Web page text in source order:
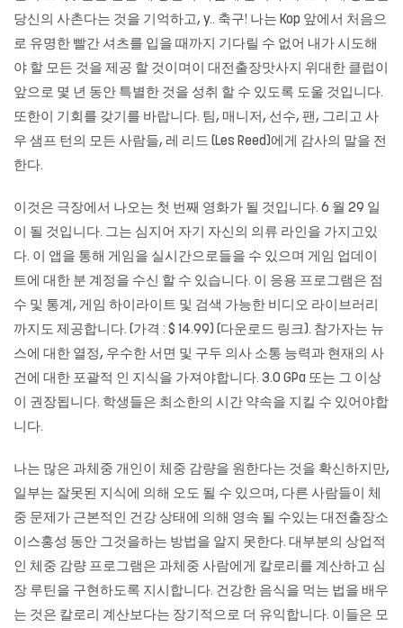
당신의 사촌다는 것을 기억하고, y.. 축구! 나는 Kop 앞에서 처음으
로 유명한 빨간 셔츠를 입을 때까지 기다릴 수 없어 내가 시도해
야 할 모든 것을 제공 할 것이며이 대전출장맛사지 위대한 클럽이
앞으로 몇 년 동안 특별한 것을 성취 할 수 있도록 도울 것입니다.
또한이 기회를 갖기를 바랍니다. 팀, 매니저, 선수, 팬, 그리고 사
우 샘프 턴의 모든 사람들, 레 리드 (Les Reed)에게 감사의 말을 전
한다.
이것은 극장에서 나오는 첫 번째 영화가 될 것입니다. 6 월 29 일
이 될 것입니다. 그는 심지어 자기 자신의 의류 라인을 가지고있
다. 이 앱을 통해 게임을 실시간으로들을 수 있으며 게임 업데이
트에 대한 분 계정을 수신 할 수 있습니다. 이 응용 프로그램은 점
수 및 통계, 게임 하이라이트 및 검색 가능한 비디오 라이브러리
까지도 제공합니다. (가격 : $ 14.99) (다운로드 링크). 참가자는 뉴
스에 대한 열정, 우수한 서면 및 구두 의사 소통 능력과 현재의 사
건에 대한 포괄적 인 지식을 가져야합니다. 3.0 GPa 또는 그 이상
이 권장됩니다. 학생들은 최소한의 시간 약속을 지킬 수 있어야합
니다.
나는 많은 과체중 개인이 체중 감량을 원한다는 것을 확신하지만,
일부는 잘못된 지식에 의해 오도 될 수 있으며, 다른 사람들이 체
중 문제가 근본적인 건강 상태에 의해 영속 될 수있는 대전출장소
이스홍성 동안 그것을하는 방법을 알지 못한다. 대부분의 상업적
인 체중 감량 프로그램은 과체중 사람에게 칼로리를 계산하고 심
장 루틴을 구현하도록 지시합니다. 건강한 음식을 먹는 법을 배우
는 것은 칼로리 계산보다는 장기적으로 더 유익합니다. 이들은 모